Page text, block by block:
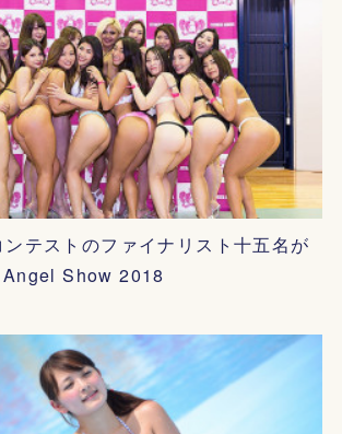
テストのファイナリスト十五名が
Show 2018